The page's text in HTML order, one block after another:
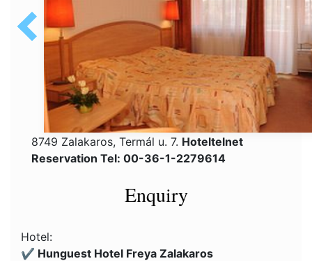
8749 Zalakaros, Termál u. 7. Hoteltelnet
Reservation Tel: 00-36-1-2279614
Enquiry
Hotel:
✔️ Hunguest Hotel Freya Zalakaros